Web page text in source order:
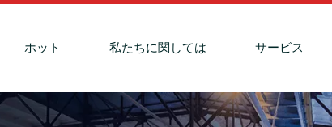
ホット 私たちに関しては サービス